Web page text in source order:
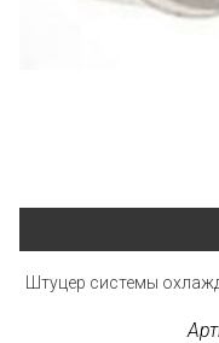
Штуцер системы